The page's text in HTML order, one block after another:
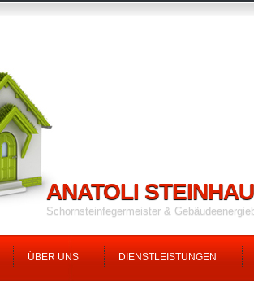
ANATOLI
Schornsteinfegermeister &
ÜBER UNS DIENSTLEISTUNGEN